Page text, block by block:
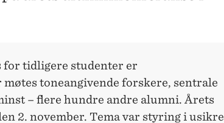
for tidligere studenter er
toneangivende forskere, sentrale
– flere hundre andre alumni. Årets
2. november. Tema var styring i usikre